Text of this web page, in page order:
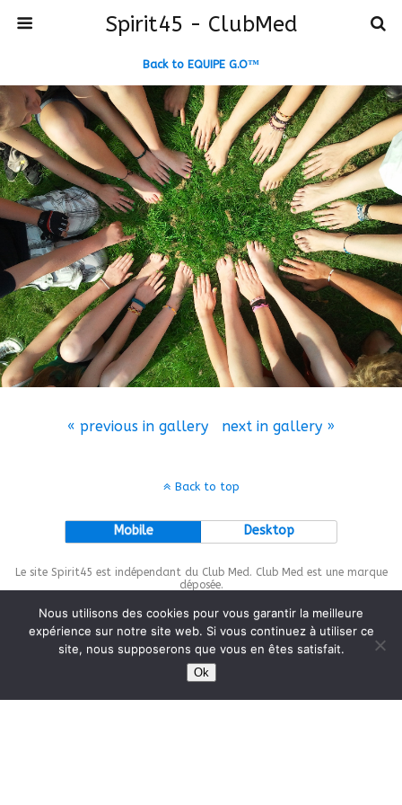
Spirit45 - ClubMed
Back to EQUIPE G.O™
« previous in gallery next in gallery »
Back to top
Mobile Desktop
Le site Spirit45 est indépendant du Club Med. Club Med est une marque
déposée.
This site is protected bywp-copyrightpro.com
Nous utilisons des cookies pour vous garantir la meilleure
expérience sur notre site web. Si vous continuez à utiliser ce
site, nous supposerons que vous en êtes satisfait.
Ok